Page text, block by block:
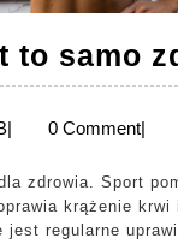
to samo
Jarek
| 0 Comment|
zdrowia. Sport
krążenie
jest regularne